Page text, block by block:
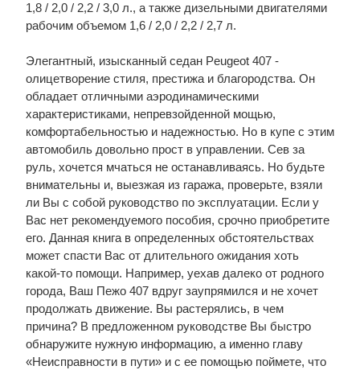
1,8 / 2,0 / 2,2 / 3,0 л., а также дизельными двигателями
рабочим объемом 1,6 / 2,0 / 2,2 / 2,7 л.
Элегантный, изысканный седан Peugeot 407 -
олицетворение стиля, престижа и благородства. Он
обладает отличными аэродинамическими
характеристиками, непревзойденной мощью,
комфортабельностью и надежностью. Но в купе с этим
автомобиль довольно прост в управлении. Сев за
руль, хочется мчаться не останавливаясь. Но будьте
внимательны и, выезжая из гаража, проверьте, взяли
ли Вы с собой руководство по эксплуатации. Если у
Вас нет рекомендуемого пособия, срочно приобретите
его. Данная книга в определенных обстоятельствах
может спасти Вас от длительного ожидания хоть
какой-то помощи. Например, уехав далеко от родного
города, Ваш Пежо 407 вдруг заупрямился и не хочет
продолжать движение. Вы растерялись, в чем
причина? В предложенном руководстве Вы быстро
обнаружите нужную информацию, а именно главу
«Неисправности в пути» и с ее помощью поймете, что